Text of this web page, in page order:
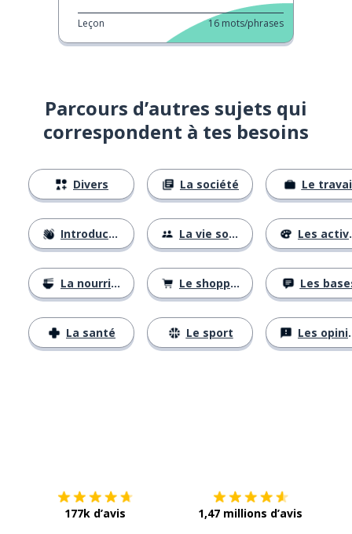
Leçon 16 mots/phrases
Parcours d’autres sujets qui
correspondent à tes besoins
Divers
Introductions
La nourriture
La santé
La société
La vie sociale
Le shopping
Le sport
Le
Les activités
Les
Les opinions
177k d’avis 1,47 millions d’avis